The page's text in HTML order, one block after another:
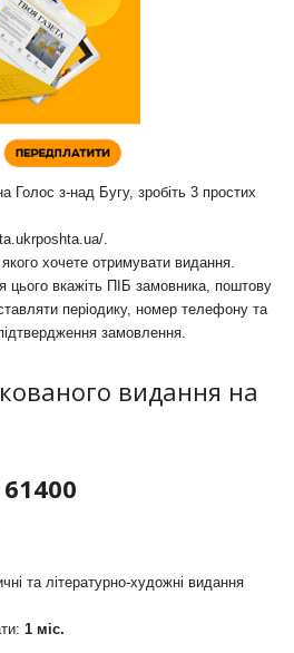
з-над Бугу, зробіть 3 простих
.
хочете отримувати видання.
вкажіть ПІБ замовника, поштову
періодику, номер телефону та
замовлення.
видання на
61400
та літературно-художні видання
1 міс.